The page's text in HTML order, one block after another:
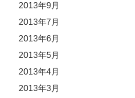
2013年9月
2013年7月
2013年6月
2013年5月
2013年4月
2013年3月